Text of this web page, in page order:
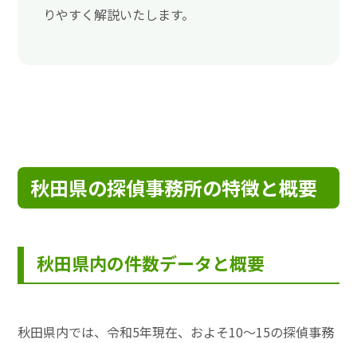
りやすく解説いたします。
秋田県の探偵事務所の特徴と概要
秋田県内の件数データと概要
秋田県内では、令和5年現在、およそ10〜15の探偵事務